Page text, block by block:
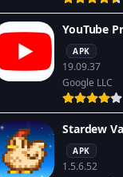
YouTube
APK
19.09.37
Google LLC
Stardew
APK
1.5.6.52